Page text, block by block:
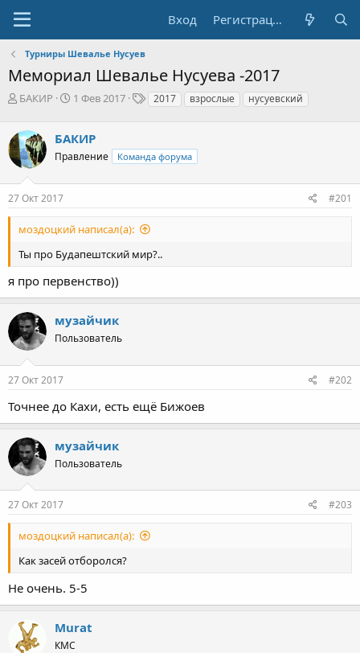
Вход Регистрация
Турниры Шевалье Нусуев
Мемориал Шевалье Нусуева -2017
А
о
р
т
е
м
БАКИР
Д
а
н
ч
а
1 Фев 2017
Т2017 взрослые нусуевский
БАКИР
Правление Команда форума
27 Окт 2017 #201
моздоцкий написал(а):
Ты про Будапештский мир?..
я про первенство))
музайчик
Пользователь
27 Окт 2017 #202
Точнее до Кахи, есть ещё Бижоев
музайчик
Пользователь
27 Окт 2017 #203
моздоцкий написал(а):
Как засей отборолся?
Не очень. 5-5
Murat
КМС